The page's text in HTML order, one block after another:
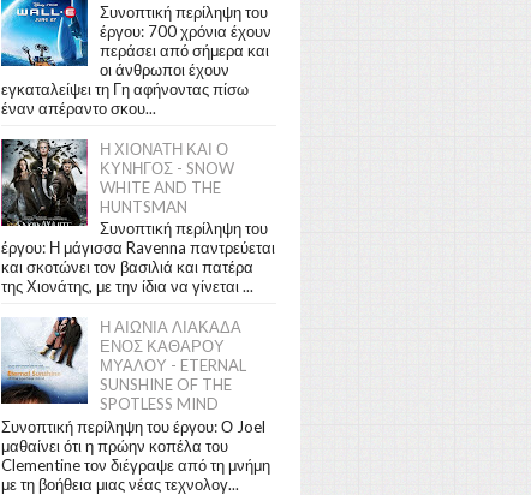
Συνοπτική περίληψη του
έργου: 700 χρόνια έχουν
περάσει από σήμερα και
οι άνθρωποι έχουν
εγκαταλείψει τη Γη αφήνοντας πίσω
έναν απέραντο σκου...
Η ΧΙΟΝΑΤΗ ΚΑΙ Ο
ΚΥΝΗΓΟΣ - SNOW
WHITE AND THE
HUNTSMAN
Συνοπτική περίληψη του
έργου: Η μάγισσα Ravenna παντρεύεται
και σκοτώνει τον βασιλιά και πατέρα
της Χιονάτης, με την ίδια να γίνεται ...
Η ΑΙΩΝΙΑ ΛΙΑΚΑΔΑ
ΕΝΟΣ ΚΑΘΑΡΟΥ
ΜΥΑΛΟΥ - ETERNAL
SUNSHINE OF THE
SPOTLESS MIND
Συνοπτική περίληψη του έργου: Ο Joel
μαθαίνει ότι η πρώην κοπέλα του
Clementine τον διέγραψε από τη μνήμη
με τη βοήθεια μιας νέας τεχνολογ...